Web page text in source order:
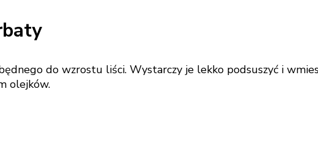
do wzrostu liści. Wystarczy je lekko podsuszyć i
olejków.